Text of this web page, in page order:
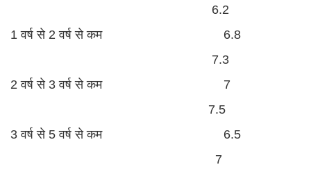
6.2
1 वर्ष से 2 वर्ष से कम 6.8
7.3
2 वर्ष से 3 वर्ष से कम 7
7.5
3 वर्ष से 5 वर्ष से कम 6.5
7